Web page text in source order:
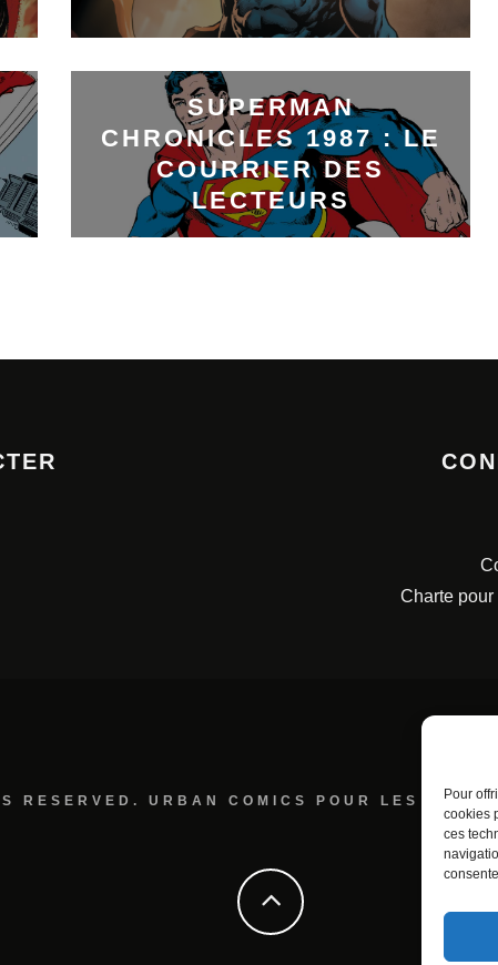
Pour
cookies
ces
SUPERMAN
CHRONICLES 1987 : LE
COURRIER DES
LECTEURS
Charte
RESERVED. URBAN COMICS POUR LES